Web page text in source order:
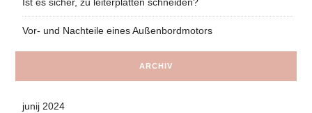
Vor- und Nachteile eines Außenbordmotors
ARCHIV
junij 2024